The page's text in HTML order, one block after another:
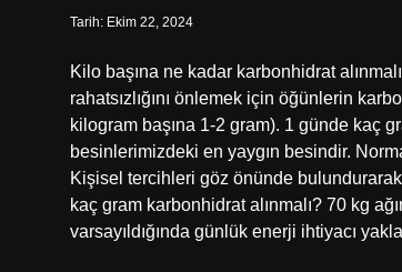
Tarih: Ekim 22, 2024
Kilo başına ne kadar karbonhidrat
rahatsızlığını önlemek için öğünlerin
kilogram başına 1-2 gram). 1 günde kaç
besinlerimizdeki en yaygın besindir.
Kişisel tercihleri ​​göz önünde
kaç gram karbonhidrat alınmalı? 70 kg
varsayıldığında günlük enerji ihtiyacı